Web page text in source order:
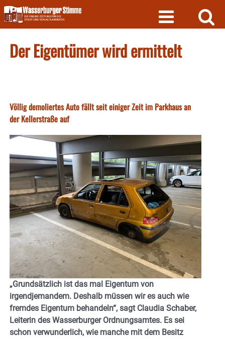
Skip
to
content
Der Eigentümer wird ermittelt
Völlig demoliertes Auto fällt seit einiger Zeit im Parkhaus an
der Kellerstraße auf
„Grundsätzlich ist das mal Eigentum von
irgendjemandem. Deshalb müssen wir es auch wie
fremdes Eigentum behandeln“, sagt Claudia Schaber,
Leiterin des Wasserburger Ordnungsamtes. Es sei
schon verwunderlich, wie manche mit dem Besitz